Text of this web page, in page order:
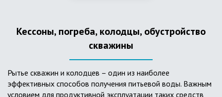
достоинства обуславливают большую популярность
септика из железобетонных колец.
Кессоны, погреба, колодцы, обустройство
скважины
Рытье скважин и колодцев – один из наиболее
эффективных способов получения питьевой воды. Важным
условием для продуктивной эксплуатации таких средств